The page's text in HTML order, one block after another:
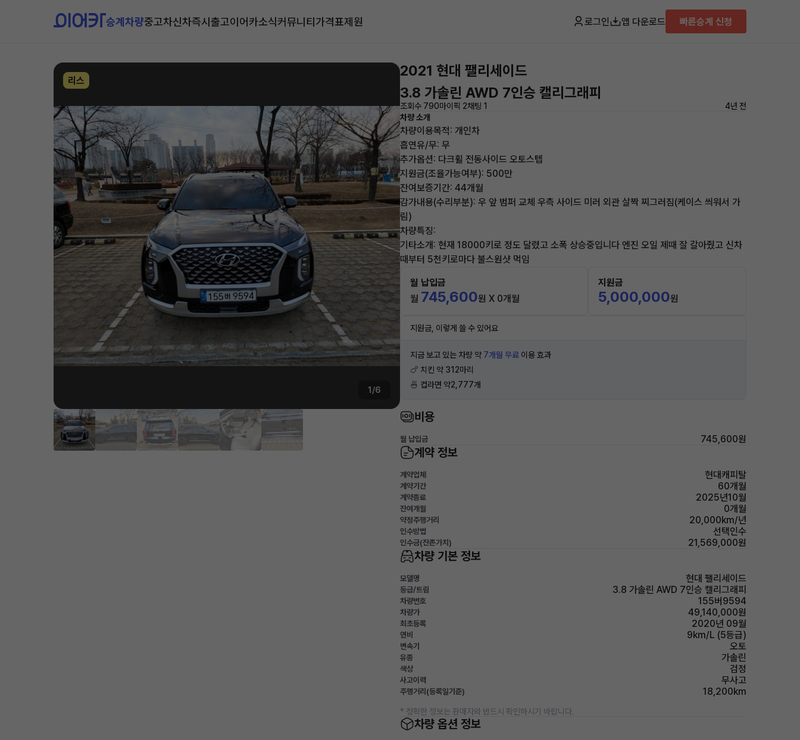
승계차량중고차신차즉시출고이어카소식커뮤니티가격표제원 로그인 앱 다운로드 빠른승계 신청
리스
1/6
2021 현대 팰리세이드
3.8 가솔린 AWD 7인승 캘리그래피
조회수 790마이픽 2채팅 1
4년 전
차량 소개
차량이용목적: 개인차
흡연유/무: 무
추가옵션: 다크휠 전동사이드 오토스텝
지원금(조율가능여부): 500만
잔여보증기간: 44개월
감가내용(수리부분): 우 앞 범퍼 교체 우측 사이드 미러 외관 살짝 찌그러짐(케이스 씌워서 가
림)
차량특징:
기타소개: 현재 18000키로 정도 달렸고 소폭 상승중입니다 엔진 오일 제때 잘 갈아줬고 신차
때부터 5천키로마다 불스원샷 먹임
월 납입금
월 745,600원 X 0개월
지원금
5,000,000원
지원금, 이렇게 쓸 수 있어요
지금 보고 있는 차량 약 7개월 무료 이용 효과
🍗 치킨 약 312마리
🍜 컵라면 약2,777개
비용
월 납입금 745,600원
계약 정보
계약업체 현대캐피탈
계약기간 60개월
계약종료 2025년10월
잔여개월 0개월
약정주행거리 20,000km/년
인수방법 선택인수
인수금(잔존가치) 21,569,000원
차량 기본 정보
모델명 현대 팰리세이드
등급/트림 3.8 가솔린 AWD 7인승 캘리그래피
차량번호 155버9594
차량가 49,140,000원
최초등록 2020년 09월
연비 9km/L (5등급)
변속기 오토
유종 가솔린
색상 검정
사고이력 무사고
주행거리(등록일기준) 18,200km
* 정확한 정보는 판매자와 반드시 확인하시기 바랍니다.
차량 옵션 정보